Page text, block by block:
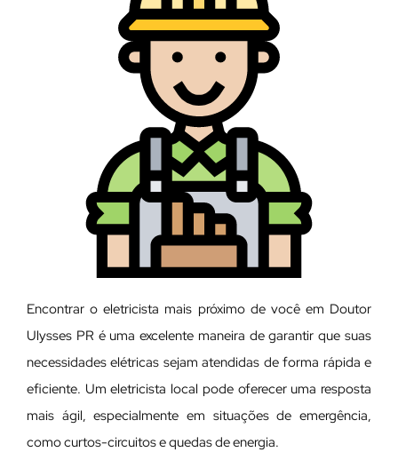
Encontrar o eletricista mais próximo de você em Doutor
Ulysses PR é uma excelente maneira de garantir que suas
necessidades elétricas sejam atendidas de forma rápida e
eficiente. Um eletricista local pode oferecer uma resposta
mais ágil, especialmente em situações de emergência,
como curtos-circuitos e quedas de energia.